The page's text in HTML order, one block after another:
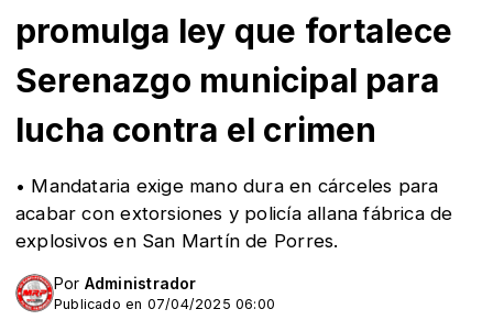
promulga ley que fortalece
Serenazgo municipal para
lucha contra el crimen
• Mandataria exige mano dura en cárceles para
acabar con extorsiones y policía allana fábrica de
explosivos en San Martín de Porres.
Por Administrador
Publicado en 07/04/2025 06:00